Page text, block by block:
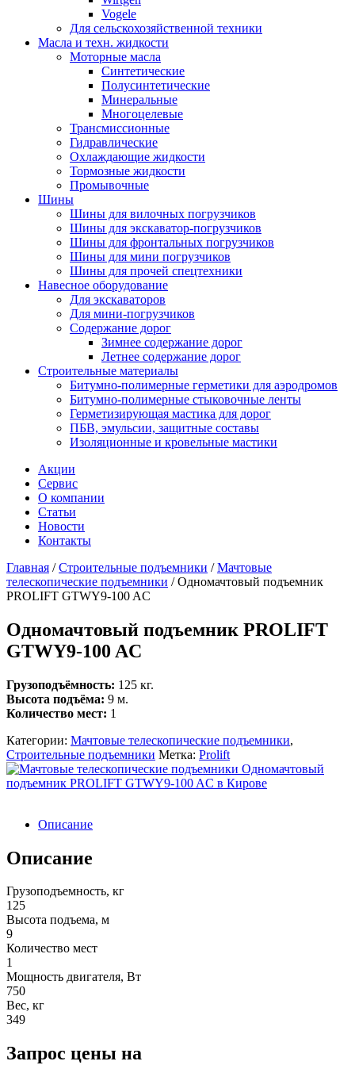
Vogele
Для сельскохозяйственной техники
Масла и техн. жидкости
Моторные масла
Синтетические
Полусинтетические
Минеральные
Многоцелевые
Трансмиссионные
Гидравлические
Охлаждающие жидкости
Тормозные жидкости
Промывочные
Шины
Шины для вилочных погрузчиков
Шины для экскаватор-погрузчиков
Шины для фронтальных погрузчиков
Шины для мини погрузчиков
Шины для прочей спецтехники
Навесное оборудование
Для экскаваторов
Для мини-погрузчиков
Содержание дорог
Зимнее содержание дорог
Летнее содержание дорог
Строительные материалы
Битумно-полимерные герметики для аэродромов
Битумно-полимерные стыковочные ленты
Герметизирующая мастика для дорог
ПБВ, эмульсии, защитные составы
Изоляционные и кровельные мастики
Акции
Сервис
О компании
Статьи
Новости
Контакты
Главная /Строительные подъемники /Мачтовые
телескопические подъемники /Одномачтовый подъемник
PROLIFT GTWY9-100 AC
Одномачтовый подъемник PROLIFT
GTWY9-100 AC
Грузоподъёмность: 125 кг.
Высота подъёма: 9 м.
Количество мест: 1
Категории: Мачтовые телескопические подъемники,
Строительные подъемники Метка: Prolift
Описание
Описание
Грузоподъемность, кг
125
Высота подъема, м
9
Количество мест
1
Мощность двигателя, Вт
750
Вес, кг
349
Запрос цены на